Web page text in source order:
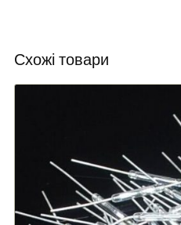
Схожі товари